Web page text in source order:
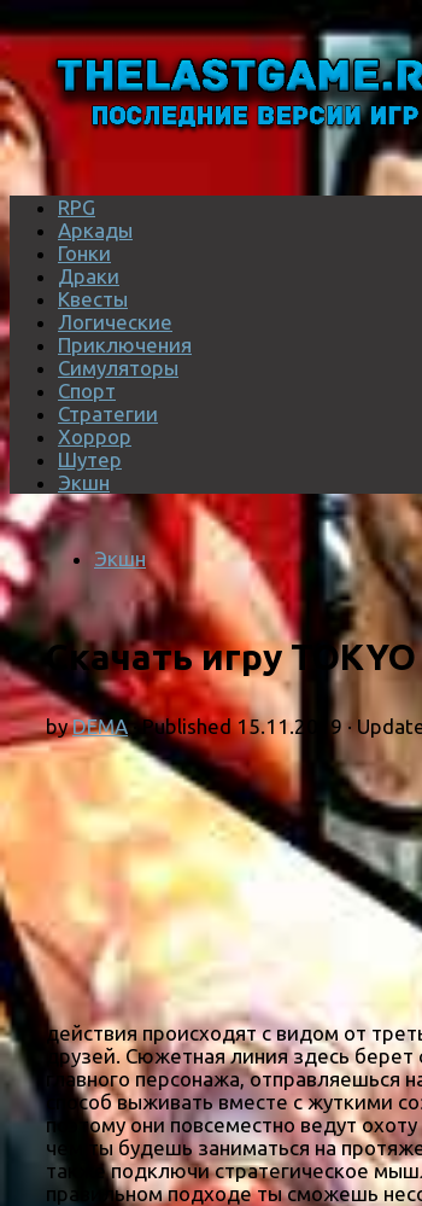
RPG
Аркады
Гонки
Драки
Квесты
Логические
Приключения
Симуляторы
Спорт
Стратегии
Хоррор
Шутер
Экшн
Экшн
Скачать игру
byDEMA · Published15.11.2019 ·
действия происходят с видом от
друзей. Сюжетная линия здесь
главного персонажа,
способ выживать вместе с жуткими
поэтому они повсеместно ведут
чем ты будешь заниматься на
также подключи стратегическое
правильном подходе ты сможешь